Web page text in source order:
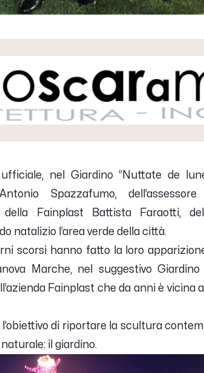
ufficiale, nel Giardino “Nuttate de
Spazzafumo,
della Fainplast Battista Faraotti,
natalizio l’area verde della città.
scorsi hanno fatto la loro
Marche, nel suggestivo
Fainplast che da anni è
di riportare la scultura
il giardino.